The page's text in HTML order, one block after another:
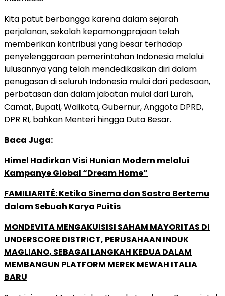
Kita patut berbangga karena dalam sejarah
perjalanan, sekolah kepamongprajaan telah
memberikan kontribusi yang besar terhadap
penyelenggaraan pemerintahan Indonesia melalui
lulusannya yang telah mendedikasikan diri dalam
penugasan di seluruh Indonesia mulai dari pedesaan,
perbatasan dan dalam jabatan mulai dari Lurah,
Camat, Bupati, Walikota, Gubernur, Anggota DPRD,
DPR RI, bahkan Menteri hingga Duta Besar.
Baca Juga:
Himel Hadirkan Visi Hunian Modern melalui
Kampanye Global “Dream Home”
FAMILIARITÉ: Ketika Sinema dan Sastra Bertemu
dalam Sebuah Karya Puitis
MONDEVITA MENGAKUISISI SAHAM MAYORITAS DI
UNDERSCORE DISTRICT, PERUSAHAAN INDUK
MAGLIANO, SEBAGAI LANGKAH KEDUA DALAM
MEMBANGUN PLATFORM MEREK MEWAH ITALIA
BARU